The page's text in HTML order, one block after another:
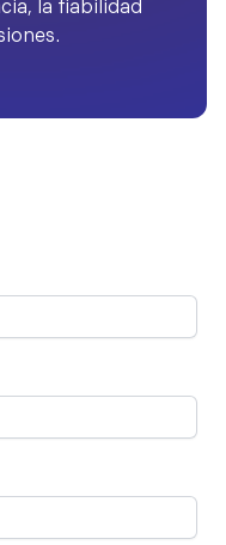
la fiabilidad